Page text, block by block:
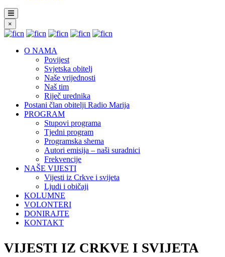
×
O NAMA
Povijest
Svjetska obitelj
Naše vrijednosti
Naš tim
Riječ urednika
Postani član obitelji Radio Marija
PROGRAM
Stupovi programa
Tjedni program
Programska shema
Autori emisija – naši suradnici
Frekvencije
NAŠE VIJESTI
Vijesti iz Crkve i svijeta
Ljudi i običaji
KOLUMNE
VOLONTERI
DONIRAJTE
KONTAKT
VIJESTI IZ CRKVE I SVIJETA